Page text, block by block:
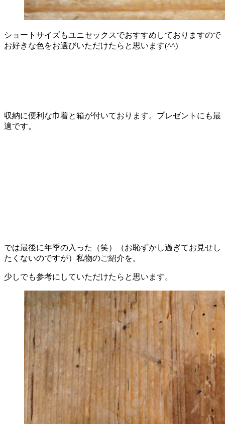
ショートサイズもユニセックスでおすすめしておりますので
お好きな色をお選びいただけたらと思います(^^)
収納に便利な巾着と箱が付いております。プレゼントにも最
適です。
では最後に年季の入った（笑）（お恥ずかし過ぎてお見せし
たくないのですが）私物のご紹介を。
少しでも参考にしていただけたらと思います。